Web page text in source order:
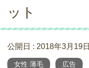
ット
公開日 : 2018年3月19日
女性 薄毛 広告